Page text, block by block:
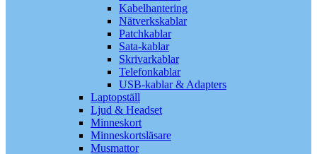
Kabelhantering
Nätverkskablar
Patchkablar
Sata-kablar
Skrivarkablar
Telefonkablar
USB-kablar & Adapters
Laptopställ
Ljud & Headset
Minneskort
Minneskortsläsare
Musmattor